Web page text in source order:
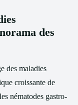
des
des maladies
croissante de
nématodes gastro-